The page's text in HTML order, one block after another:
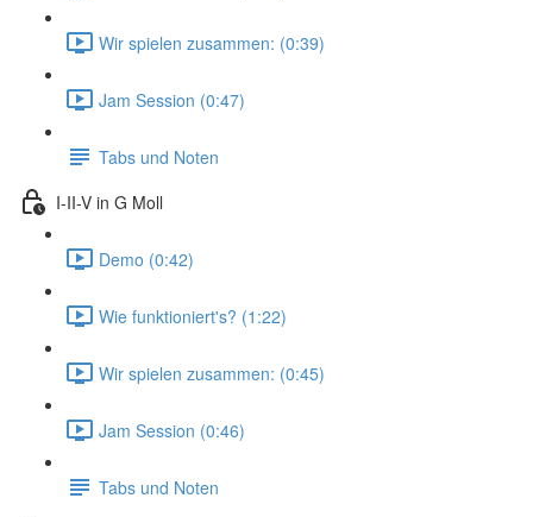
Wir spielen zusammen: (0:39)
Jam Session (0:47)
Tabs und Noten
I-II-V in G Moll
Demo (0:42)
Wie funktioniert's? (1:22)
Wir spielen zusammen: (0:45)
Jam Session (0:46)
Tabs und Noten